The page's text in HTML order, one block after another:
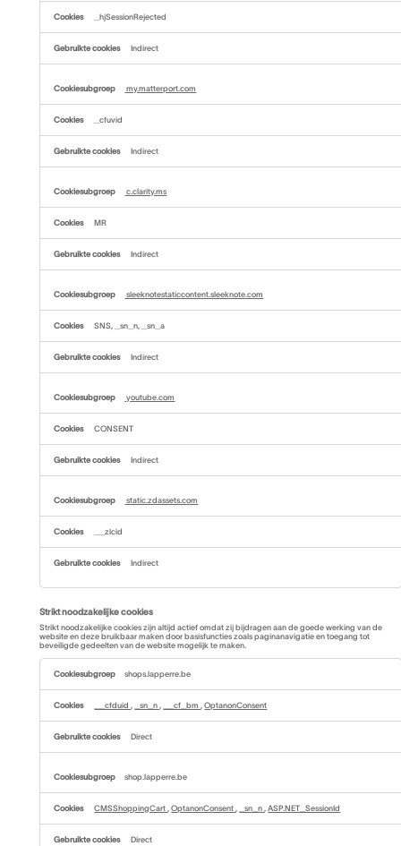
_hjSessionRejected
Indirect
my.matterport.com
_cfuvid
Indirect
c.clarity.ms
MR
Indirect
sleeknotestaticcontent.sleeknote.com
SNS, _sn_n, _sn_a
Indirect
youtube.com
CONSENT
Indirect
static.zdassets.com
__zlcid
Indirect
Strikt noodzakelijke cookies
Strikt noodzakelijke cookies zijn altijd actief omdat zij bijdragen aan de goede werking van de
website en deze bruikbaar maken door basisfuncties zoals paginanavigatie en toegang tot
beveiligde gedeelten van de website mogelijk te maken.
Strikt
noodzakelijke
shops.lapperre.be
__cfduid, _sn_n, __cf_bm,OptanonConsent
Direct
shop.lapperre.be
CMSShoppingCart,OptanonConsent, _sn_n,ASP.NET_SessionId
Direct